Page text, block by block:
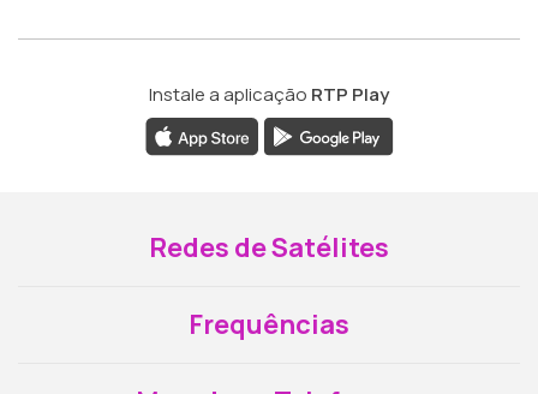
Instale a aplicação RTP Play
Redes de Satélites
Frequências